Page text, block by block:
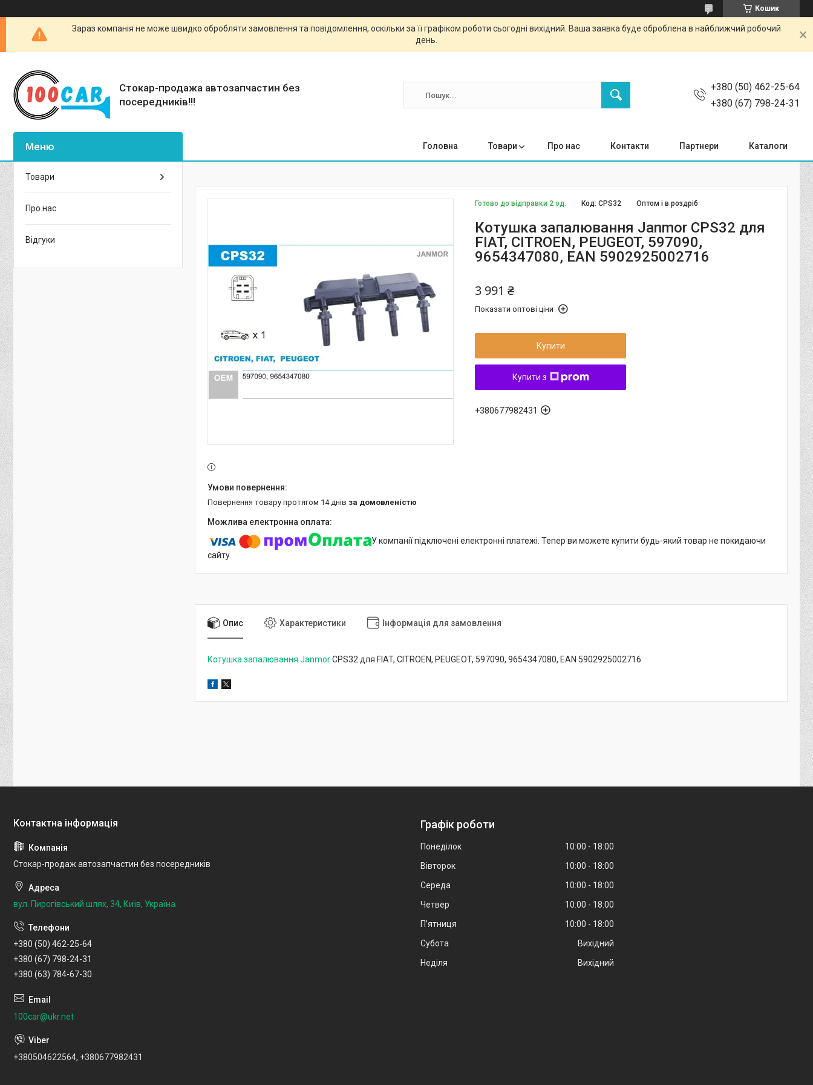
Кошик
Зараз компанія не може швидко обробляти замовлення та повідомлення, оскільки за її графіком роботи сьогодні вихідний. Ваша заявка буде оброблена в найближчий робочий
день.
Стокар-продажа автозапчастин без
посередників!!!
+380 (50) 462-25-64
+380 (67) 798-24-31
Головна Товари Про нас Контакти Партнери Каталоги
Готово до відправки 2 од. Оптом і в роздріб
Код:CPS32
Котушка запалювання Janmor CPS32 для
FIAT, CITROEN, PEUGEOT, 597090,
9654347080, EAN 5902925002716
3 991 ₴
Показати оптові ціни
Купити
Купити з
+380677982431
повернення товару протягом 14 днів за домовленістю
У компанії підключені електронні платежі. Тепер ви можете купити будь-який товар не покидаючи
сайту.
Опис Характеристики Інформація для замовлення
Котушка запалювання JanmorCPS32 для FIAT, CITROEN, PEUGEOT, 597090, 9654347080, EAN 5902925002716
Товари
Про нас
Відгуки
Стокар-продаж автозапчастин без посередників
вул. Пирогівський шлях, 34, Київ, Україна
+380 (50) 462-25-64
+380 (67) 798-24-31
+380 (63) 784-67-30
100car@ukr.net
+380504622564, +380677982431
Графік роботи
Понеділок 10:00
18:00
Вівторок
10:00
18:00
Середа
10:00
18:00
Четвер
10:00
18:00
Пʼятниця
10:00
18:00
Субота
Вихідний
Неділя
Вихідний